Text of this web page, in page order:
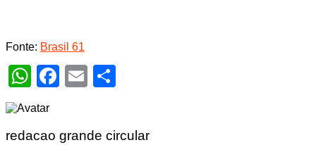
Fonte: Brasil 61
WhatsApp
Facebook
Email
redacao grande circular